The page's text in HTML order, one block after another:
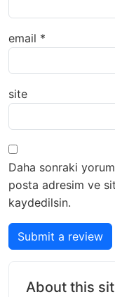
email *
site
Daha sonraki
posta adresim ve
kaydedilsin.
Submit a review
About this